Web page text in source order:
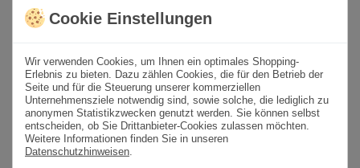
Format
Stärke / Höhe (mm) 9
Paketinhalt 1,44m² /2St.
Sortierung 1. Wahl
Oberfläche Poliert
Cookie Einstellungen
Wir verwenden Cookies, um Ihnen ein optimales Shopping-
Erlebnis zu bieten. Dazu zählen Cookies, die für den Betrieb der
Seite und für die Steuerung unserer kommerziellen
Unternehmensziele notwendig sind, sowie solche, die lediglich zu
anonymen Statistikzwecken genutzt werden. Sie können selbst
entscheiden, ob Sie Drittanbieter-Cookies zulassen möchten.
Weitere Informationen finden Sie in unseren
Datenschutzhinweisen